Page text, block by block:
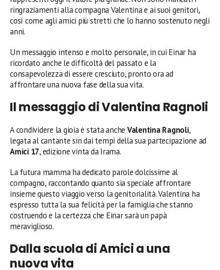
ringraziamenti alla compagna Valentina e ai suoi genitori,
così come agli amici più stretti che lo hanno sostenuto negli
anni.
Un messaggio intenso e molto personale, in cui Einar ha
ricordato anche le difficoltà del passato e la
consapevolezza di essere cresciuto, pronto ora ad
affrontare una nuova fase della sua vita.
Il messaggio di Valentina Ragnoli
A condividere la gioia è stata anche Valentina Ragnoli,
legata al cantante sin dai tempi della sua partecipazione ad
Amici 17, edizione vinta da Irama.
La futura mamma ha dedicato parole dolcissime al
compagno, raccontando quanto sia speciale affrontare
insieme questo viaggio verso la genitorialità. Valentina ha
espresso tutta la sua felicità per la famiglia che stanno
costruendo e la certezza che Einar sarà un papà
meraviglioso.
Dalla scuola di Amici a una
nuova vita